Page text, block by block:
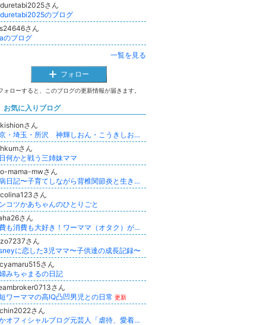
さん
のブログ
さん
のブログ
一覧を見る
フォロー
ォローすると、このブログの更新情報が届きます。
お気に入りブログ
さん
東京・埼玉・所沢 神輝しおん・こうきしおん 風水
さん
何かと戦う三姉妹ママ
mama-mwさん
難病日記〜子育てしながら背椎関節炎と生きる日々〜
さん
コツかあちゃんのひとりごと
さん
浪費も消費も大好き！ワーママ（オタク）が貯金を試みる
さん
に恋した3児ママ〜子供達の成長記録〜
さん
みちゃまるの日記
さん
ワーママの高IQ凸凹男児との日常 更新
さん
なかオフィシャルブログ元芸人「虐待、愛着障害、発達障害、うつ、当事者心理カウンセラー」Powered by Ameba